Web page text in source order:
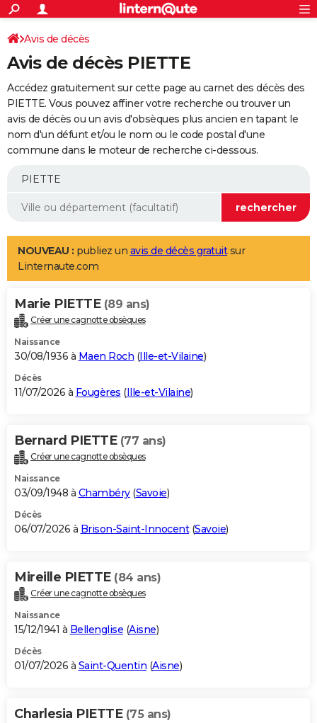
ACTUALITÉS
Politique
Société
Faits Divers
Education
Monde
Villes
+
SPORT
Coupe du monde 2026
Football
Tennis
Cyclisme
Rugby
Forum
Programme TV
TNT
Streaming
Cinéma
Sorties cinéma
Musique
+
FINANCE
Retraite
Epargne
Immobilier
Risques naturels par ville
Banque
Assurance
AUTO
Essais
Réserver un essai
Citadines
Berlines
SUV
Forum auto
+
Mobiles
Meilleur smartphone
Internet
Ordinateurs
Jeux vidéo
Guide high-tech
Aménagement intérieur
LIFESTYLE
Art de vivre
Bien-être
Loisirs
Mode
Modes de vie
Alimentation
Guide de la santé
Maladies
Médicaments
Sommeil
VOYAGE
Destinations
City break
Voyage nature
Voyage de noces
Forum
Climat
+PHOTO
GUIDES D'ACHAT
BONS PLANS
Carte de Noël
Carte Bonne année
Carte Saint-Valentin
Carte Pâques
Carte d'anniversaire
DICTIONNAIRE
Dictionnaire
Biographies
Citations
Expressions
Proverbes
PROGRAMME TV
S'inscrire
Se connecter
Lycées
Collèges
Primaires
Universités
Entreprises
Service militaire
Avis de recherche
AVIS DE DÉCÈS
Bricolage
Lifestyle
Culture
Sport
Auto
Television
Voyage
Cinema
Avis de décès
Avis de décès PIETTE
Accédez gratuitement sur cette page au carnet des décès des
PIETTE. Vous pouvez affiner votre recherche ou trouver un
avis de décès ou un avis d'obsèques plus ancien en tapant le
nom d'un défunt et/ou le nom ou le code postal d'une
commune dans le moteur de recherche ci-dessous.
NOUVEAU : publiez un avis de décès gratuitsur
Linternaute.com
Marie PIETTE (89 ans)
Créer une cagnotte obsèques
Naissance
30/08/1936 à Maen Roch (Ille-et-Vilaine)
Décès
11/07/2026 à Fougères (Ille-et-Vilaine)
Bernard PIETTE (77 ans)
Créer une cagnotte obsèques
Naissance
03/09/1948 à Chambéry(Savoie)
Décès
06/07/2026 à Brison-Saint-Innocent(Savoie)
Mireille PIETTE (84 ans)
Créer une cagnotte obsèques
Naissance
15/12/1941 à Bellenglise (Aisne)
Décès
01/07/2026 à Saint-Quentin (Aisne)
Charlesia PIETTE (75 ans)